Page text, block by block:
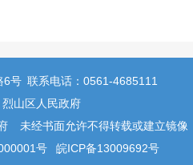
6号 联系电话：0561-4685111
山区人民政府
未经书面允许不得转载或建立镜像
号
皖ICP备13009692号